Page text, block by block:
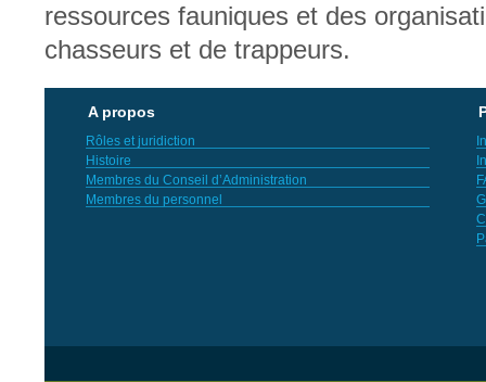
ressources fauniques et des
chasseurs et de trappeurs.
A propos
Rôles et juridiction
Histoire
Membres du Conseil d’Administration
Membres du personnel